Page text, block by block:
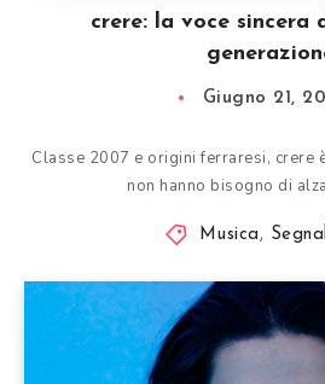
crere: la voce sincera
Giugno 21,
Classe 2007 e origini ferraresi, crere
non hanno bisogno di
Musica,